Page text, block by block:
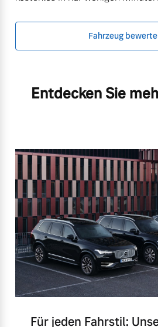
Fahrzeug
Entdecken Sie
Für jeden Fahrstil: